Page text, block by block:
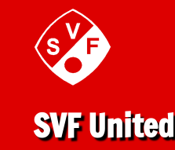
SVF United